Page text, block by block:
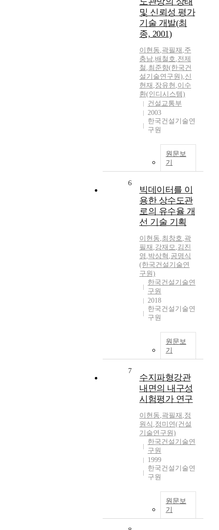
및 신뢰성 평가
기술 개발(최
종, 2001)
이현동,곽필재 ,주
충남,배철호,전제
철 ,최준향(한국건
설기술연구원),신
현재 ,장유현 ,이수
환(인디시스템)
건설교통부
2003
한국건설기술연
구원
원문보
기
6
빅데이터를 이
용한 상수도관
로의 유수율 개
선 기술 기획
이현동,최창호,곽
필재 ,강재모,김진
영 ,박상혁 ,공명식
(한국건설기술연
구원)
한국건설기술연
구원
2018
한국건설기술연
구원
원문보
기
7
수지파형강관
내면의 내구성
시험평가 연구
이현동,곽필재 ,정
원식 ,정미연(건설
기술연구원)
한국건설기술연
구원
1999
한국건설기술연
구원
원문보
기